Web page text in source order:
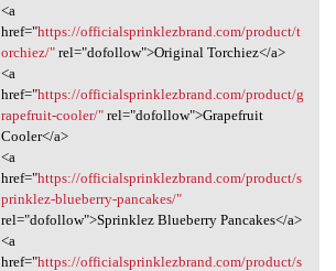
<a
href="https://officialsprinklezbrand.com/product/t
orchiez/"rel="dofollow">Original Torchiez</a>
<a
href="https://officialsprinklezbrand.com/product/g
rapefruit-cooler/"rel="dofollow">Grapefruit
Cooler</a>
<a
href="https://officialsprinklezbrand.com/product/s
prinklez-blueberry-pancakes/"
rel="dofollow">Sprinklez Blueberry Pancakes</a>
<a
href="https://officialsprinklezbrand.com/product/s